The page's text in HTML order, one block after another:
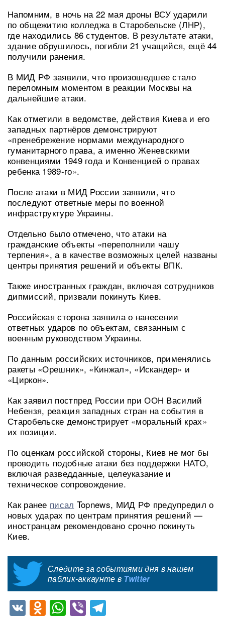
Напомним, в ночь на 22 мая дроны ВСУ ударили
по общежитию колледжа в Старобельске (ЛНР),
где находились 86 студентов. В результате атаки,
здание обрушилось, погибли 21 учащийся, ещё 44
получили ранения.
В МИД РФ заявили, что произошедшее стало
переломным моментом в реакции Москвы на
дальнейшие атаки.
Как отметили в ведомстве, действия Киева и его
западных партнёров демонстрируют
«пренебрежение нормами международного
гуманитарного права, а именно Женевскими
конвенциями 1949 года и Конвенцией о правах
ребенка 1989-го».
После атаки в МИД России заявили, что
последуют ответные меры по военной
инфраструктуре Украины.
Отдельно было отмечено, что атаки на
гражданские объекты «переполнили чашу
терпения», а в качестве возможных целей названы
центры принятия решений и объекты ВПК.
Также иностранных граждан, включая сотрудников
дипмиссий, призвали покинуть Киев.
Российская сторона заявила о нанесении
ответных ударов по объектам, связанным с
военным руководством Украины.
По данным российских источников, применялись
ракеты «Орешник», «Кинжал», «Искандер» и
«Циркон».
Как заявил постпред России при ООН Василий
Небензя, реакция западных стран на события в
Старобельске демонстрирует «моральный крах»
их позиции.
По оценкам российской стороны, Киев не мог бы
проводить подобные атаки без поддержки НАТО,
включая разведданные, целеуказание и
техническое сопровождение.
Как ранее писал Topnews, МИД РФ предупредил о
новых ударах по центрам принятия решений —
иностранцам рекомендовано срочно покинуть
Киев.
Следите за событиями дня в нашем
паблик-аккаунте в Twitter
VKOdnoklassniki
WhatsApp
Viber